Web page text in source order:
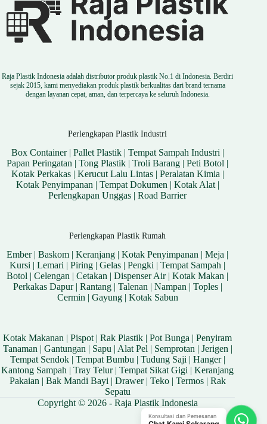
Raja Plastik Indonesia adalah distributor produk plastik No.1 di Indonesia. Berdiri
sejak 2015, kami menyediakan produk plastik berkualitas dari brand ternama
dengan layanan cepat, aman, dan terpercaya ke seluruh Indonesia.
Perlengkapan Plastik Industri
Box Container| Pallet Plastik| Tempat Sampah Industri |
Papan Peringatan |Tong Plastik |Troli Barang |Peti Botol |
Kotak Perkakas| Kerucut Lalu Lintas| Peralatan Kimia |
Kotak Penyimpanan | Tempat Dokumen | Kotak Alat|
Perlengkapan Unggas |Road Barrier
Perlengkapan Plastik Rumah
Ember|Baskom |Keranjang |Kotak Penyimpanan |Meja |
Kursi |Lemari |Piring |Gelas |Pengki |Tempat Sampah |
Botol |Celengan |Cetakan |Dispenser Air|Kotak Makan |
Perkakas Dapur| Rantang| Talenan| Nampan| Toples|
Cermin| Gayung| Kotak Sabun
Kotak Makanan |Pispot|Rak Plastik |Pot Bunga |Penyiram
Tanaman| Gantungan| Sapu| Alat Pel| Semprotan| Jerigen|
Tempat Sendok| Tempat Bumbu| Tudung Saji| Hanger|
Kantong Sampah |Tray Telur|Tempat Sikat Gigi |Keranjang
Pakaian| Bak Mandi Bayi| Drawer| Teko| Termos| Rak
Sepatu
Copyright © 2026 - Raja Plastik Indonesia
Konsultasi dan Pemesanan